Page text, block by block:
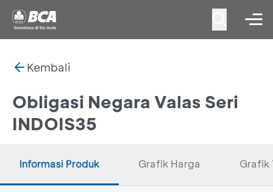
Kembali
Obligasi Negara Valas Seri
INDOIS35
Informasi Produk Grafik Harga Grafik